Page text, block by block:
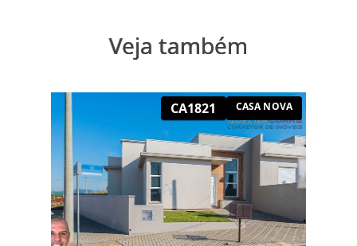
Veja também
CA1821 CASA NOVA